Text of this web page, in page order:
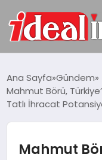
BILGISAYAR
Ana Sayfa Gündem
Mahmut Börü,
Tatlı İhracat
Mahmut